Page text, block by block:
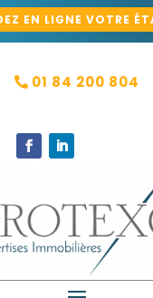
EN LIGNE VOTRE
01 84 200 804